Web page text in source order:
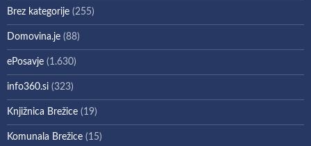
Brez kategorije (255)
Domovina.je (88)
ePosavje (1.630)
info360.si (323)
Knjižnica Brežice (19)
Komunala Brežice (15)